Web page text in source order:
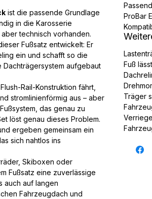
ist die passende Grundlage
in die Karosserie
technisch vorhanden.
Fußsatz entwickelt: Er
ein und schafft so die
Dachträgersystem aufgebaut
Rail-Konstruktion fährt,
stromlinienförmig aus – aber
das genau zu
löst genau dieses Problem.
ergeben gemeinsam ein
sich nahtlos ins
Skiboxen oder
Fußsatz eine zuverlässige
auch auf langen
Fahrzeugdach und
ProBar
Fuß
Träger